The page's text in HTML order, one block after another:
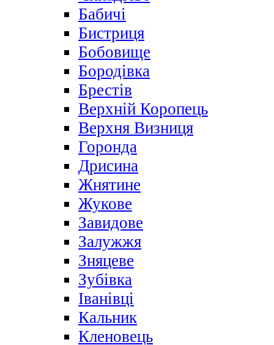
Бабичі
Бистриця
Бобовище
Бородівка
Брестів
Верхній Коропець
Верхня Визниця
Горонда
Дрисина
Жнятине
Жукове
Завидове
Залужжя
Зняцеве
Зубівка
Іванівці
Кальник
Кленовець